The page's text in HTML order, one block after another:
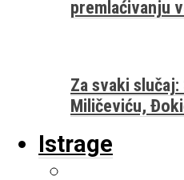
premlaćivanju
Za svaki
Miličeviću,
Istrage